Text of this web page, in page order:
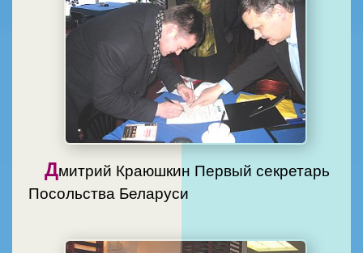
Дмитрий Краюшкин Первый секретарь
Посольства Беларуси